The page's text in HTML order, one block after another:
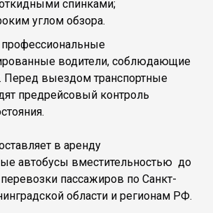
спинками;
углом обзора.
водители, соблюдающие
Перед выездом транспортные
предрейсовый контроль
в аренду
автобусы вместительностью до
пассажиров по Санкт-
области и регионам РФ.